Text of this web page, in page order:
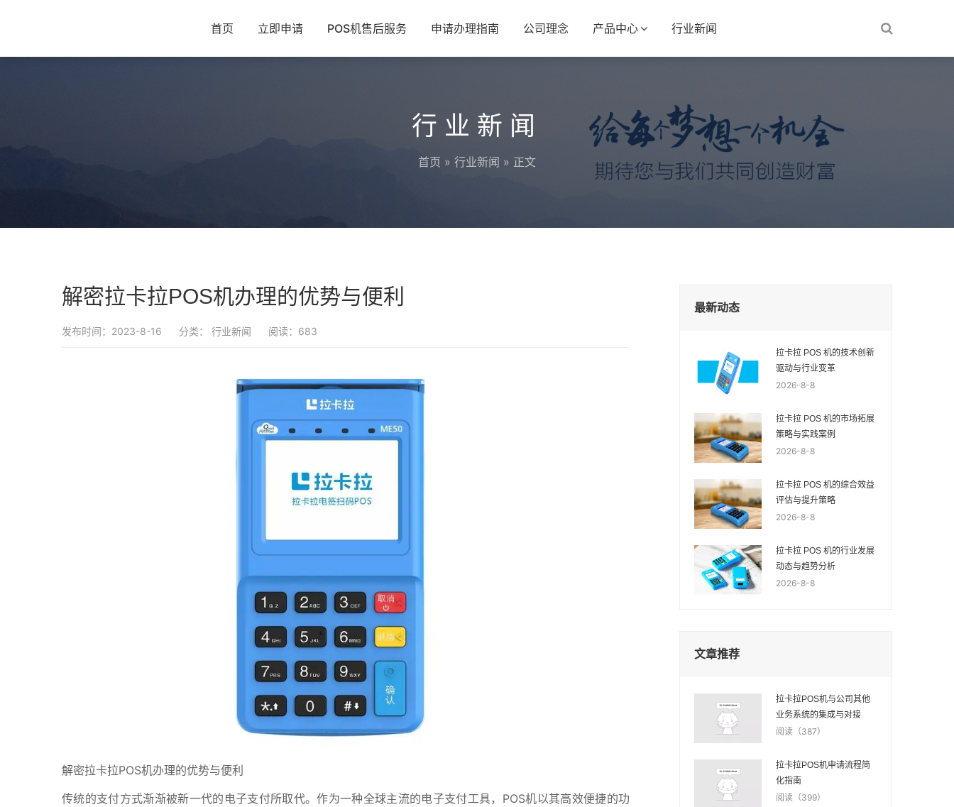
首页 立即申请 POS机售后服务 申请办理指南 公司理念 产品中心 行业新闻
行业新闻
首页 » 行业新闻 » 正文
解密拉卡拉POS机办理的优势与便利
发布时间：2023-8-16 分类： 行业新闻 阅读：683
解密拉卡拉POS机办理的优势与便利
传统的支付方式渐渐被新一代的电子支付所取代。作为一种全球主流的电子支付工具，POS机以其高效便捷的功
最新动态
拉卡拉 POS 机的技术创新
驱动与行业变革
2026-8-8
拉卡拉 POS 机的市场拓展
策略与实践案例
2026-8-8
拉卡拉 POS 机的综合效益
评估与提升策略
2026-8-8
拉卡拉 POS 机的行业发展
动态与趋势分析
2026-8-8
文章推荐
拉卡拉POS机与公司其他
业务系统的集成与对接
阅读（387）
拉卡拉POS机申请流程简
化指南
阅读（399）